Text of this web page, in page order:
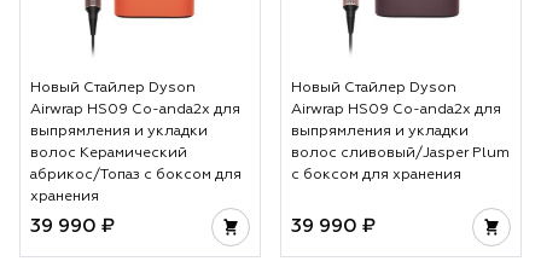
Новый Стайлер Dyson
Airwrap HS09 Co-anda2x для
выпрямления и укладки
волос Керамический
абрикос/Топаз с боксом для
хранения
39 990 ₽
Новый Стайлер Dyson
Airwrap HS09 Co-anda2x для
выпрямления и укладки
волос сливовый/Jasper Plum
с боксом для хранения
39 990 ₽